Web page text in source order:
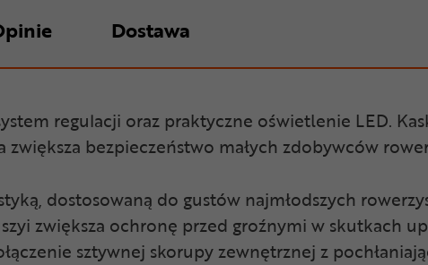
Dostawa
regulacji oraz praktyczne oświetlenie LED.
bezpieczeństwo małych zdobywców
dostosowaną do gustów najmłodszych
zwiększa ochronę przed groźnymi w skutkach
sztywnej skorupy zewnętrznej z